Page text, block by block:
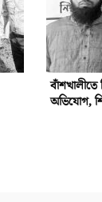
বাঁশখালীতে
অভিযোগ,